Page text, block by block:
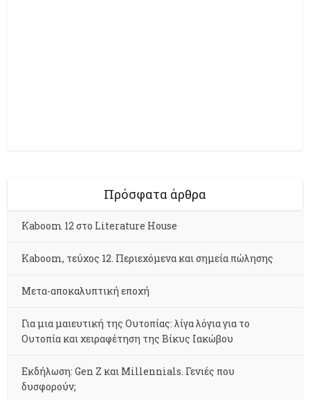
Πρόσφατα άρθρα
Kaboom 12 στο Literature House
Kaboom, τεύχος 12. Περιεχόμενα και σημεία πώλησης
Μετα-αποκαλυπτική εποχή
Για μια μαιευτική της Ουτοπίας: λίγα λόγια για το
Ουτοπία και χειραφέτηση της Βίκυς Ιακώβου
Εκδήλωση: Gen Z και Millennials. Γενιές που
δυσφορούν;